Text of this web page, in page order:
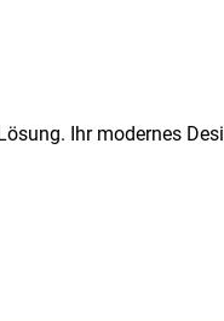
Ihr modernes